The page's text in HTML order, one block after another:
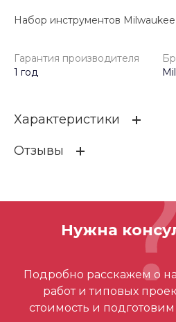
Набор инструментов
Гарантия производителя
1 год
Характеристики
Гарантия производителя
Отзывы
Отзывов ещё нет –
Нужна
Подробно расскажем о
работ и типовых
стоимость и